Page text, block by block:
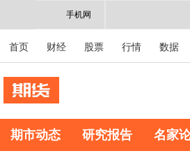
手机网
首页 财经 股票 行情 数据
期市动态 研究报告 名家